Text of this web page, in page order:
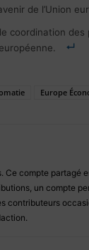
de l’Union
coordination des
Europe
Ce compte partagé
un compte
contributeurs